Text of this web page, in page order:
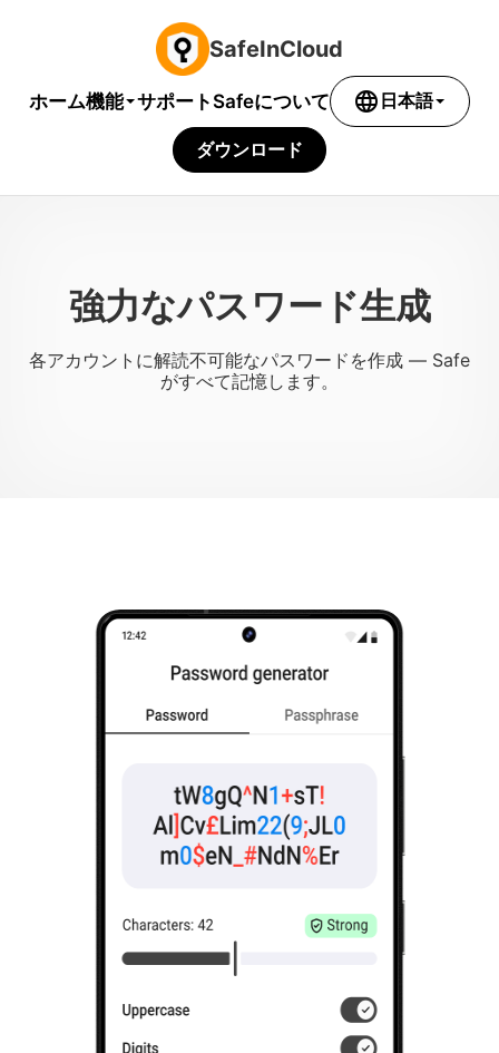
SafeInCloud
ホーム機能 サポートSafeについて language 日本語
ダウンロード
強力なパスワード生成
各アカウントに解読不可能なパスワードを作成 — Safe
がすべて記憶します。